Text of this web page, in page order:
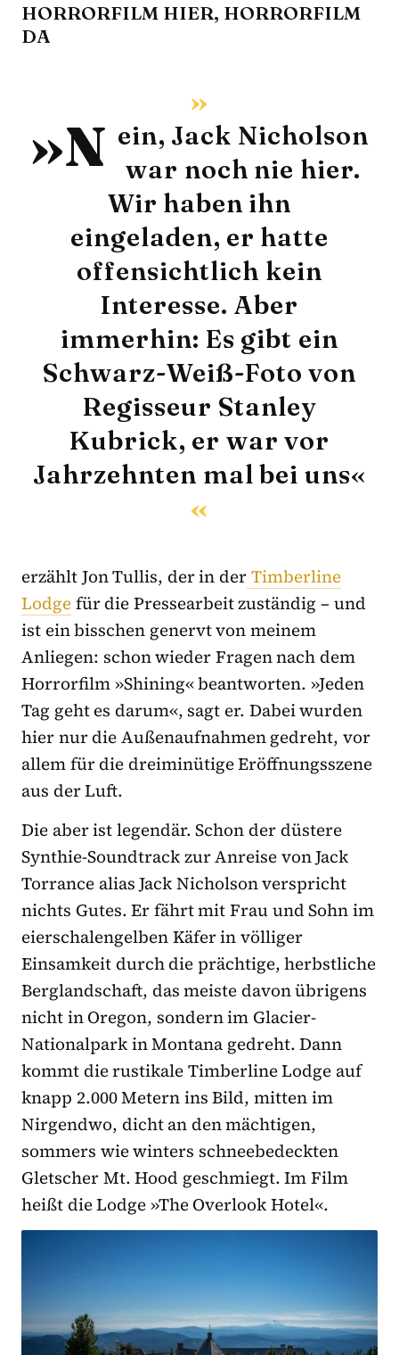
HORRORFILM HIER, HORRORFILM
DA
»N ein, Jack Nicholson
war noch nie hier.
Wir haben ihn
eingeladen, er hatte
offensichtlich kein
Interesse. Aber
immerhin: Es gibt ein
Schwarz-Weiß-Foto von
Regisseur Stanley
Kubrick, er war vor
Jahrzehnten mal bei uns«
erzählt Jon Tullis, der in derTimberline
Lodgefür die Pressearbeit zuständig – und
ist ein bisschen genervt von meinem
Anliegen: schon wieder Fragen nach dem
Horrorfilm »Shining« beantworten. »Jeden
Tag geht es darum«, sagt er. Dabei wurden
hier nur die Außenaufnahmen gedreht, vor
allem für die dreiminütige Eröffnungsszene
aus der Luft.
Die aber ist legendär. Schon der düstere
Synthie-Soundtrack zur Anreise von Jack
Torrance alias Jack Nicholson verspricht
nichts Gutes. Er fährt mit Frau und Sohn im
eierschalengelben Käfer in völliger
Einsamkeit durch die prächtige, herbstliche
Berglandschaft, das meiste davon übrigens
nicht in Oregon, sondern im Glacier-
Nationalpark in Montana gedreht. Dann
kommt die rustikale Timberline Lodge auf
knapp 2.000 Metern ins Bild, mitten im
Nirgendwo, dicht an den mächtigen,
sommers wie winters schneebedeckten
Gletscher Mt. Hood geschmiegt. Im Film
heißt die Lodge »The Overlook Hotel«.